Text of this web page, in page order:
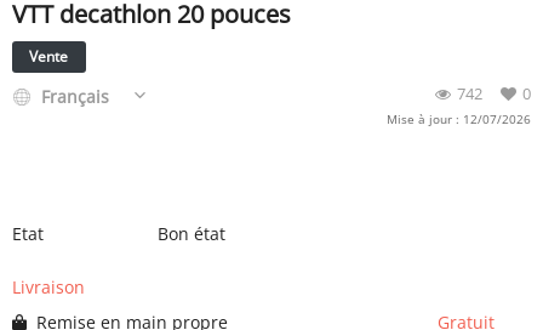
VTT decathlon 20 pouces
Vente
0
742
Français
Mise à jour : 12/07/2026
Etat Bon état
Livraison
Remise en main propre
Gratuit